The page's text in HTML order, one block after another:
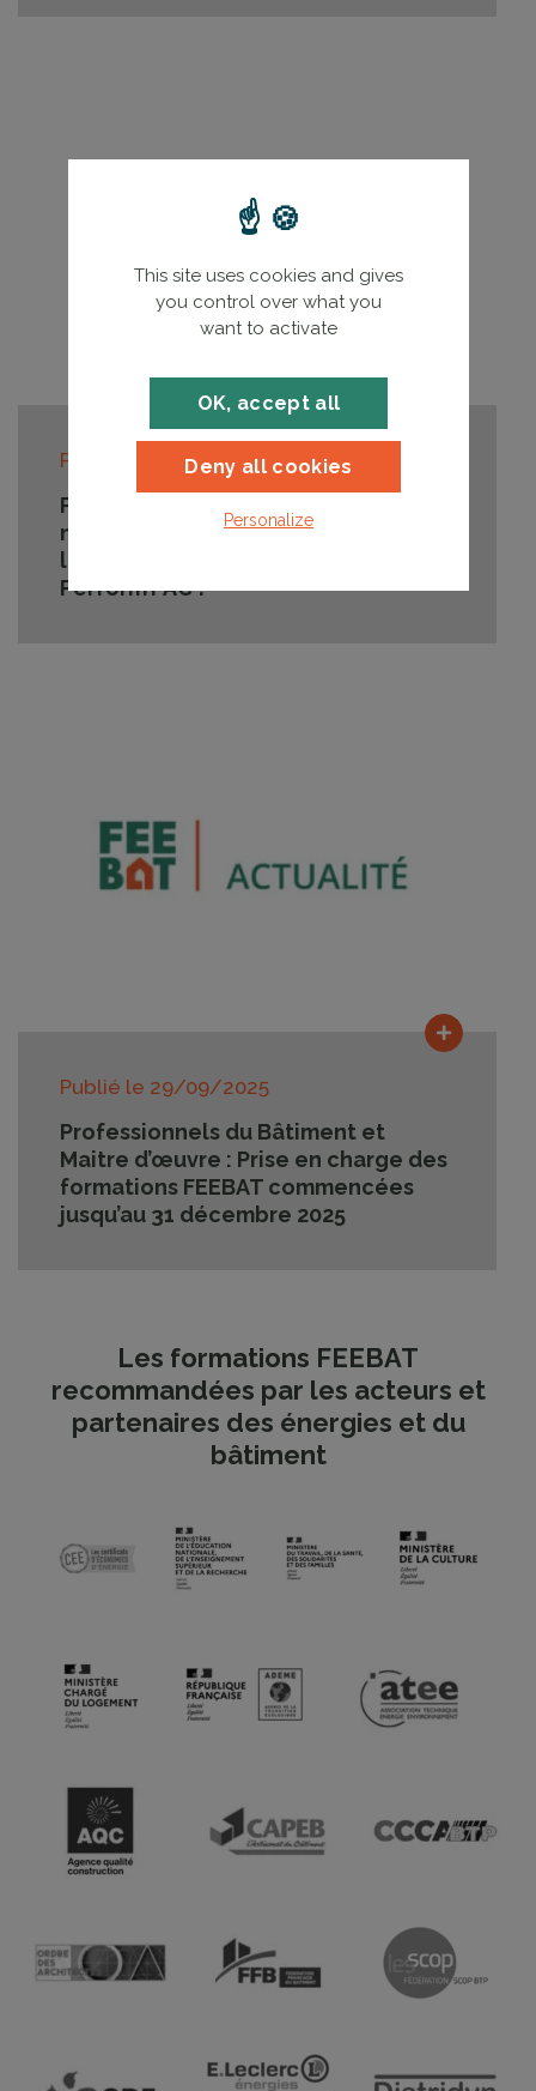
Publié le 02/12/2025
Parce que l’entretien des PAC est
nécessaire à leur performance dans
la durée, FEEBAT lance la formation
Perform’PAC !
Publié le 29/09/2025
Professionnels du Bâtiment et
Maitre d’œuvre : Prise en charge des
formations FEEBAT commencées
jusqu’au 31 décembre 2025
Lire la
Les formations FEEBAT
recommandées par les acteurs et
partenaires des énergies et du
bâtiment
This site uses cookies and gives
you control over what you
want to activate
OK, accept all
Deny all cookies
Personalize